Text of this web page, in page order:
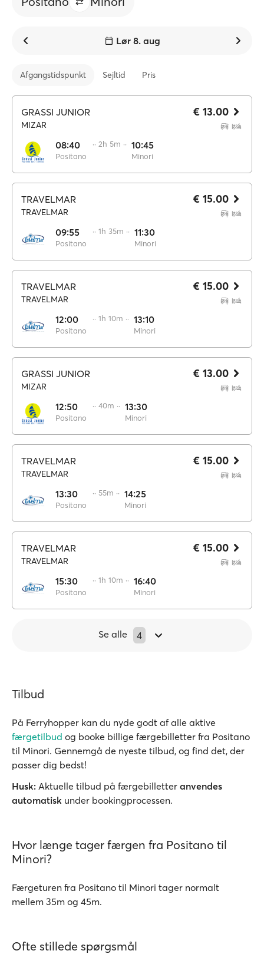
Lør 8. aug
Afgangstidspunkt Sejltid Pris
GRASSI JUNIOR
MIZAR
08:40
Positano
·· 2h 5m ·· 10:45
Minori
€ 13.00
TRAVELMAR
TRAVELMAR
09:55
Positano
·· 1h 35m ·· 11:30
Minori
€ 15.00
TRAVELMAR
TRAVELMAR
12:00
Positano
·· 1h 10m ·· 13:10
Minori
€ 15.00
GRASSI JUNIOR
MIZAR
12:50
Positano
·· 40m ·· 13:30
Minori
€ 13.00
TRAVELMAR
TRAVELMAR
13:30
Positano
·· 55m ·· 14:25
Minori
€ 15.00
TRAVELMAR
TRAVELMAR
15:30
Positano
·· 1h 10m ·· 16:40
Minori
€ 15.00
Se alle 4
Tilbud
På Ferryhopper kan du nyde godt af alle aktive
færgetilbud og booke billige færgebilletter fra Positano
til Minori. Gennemgå de nyeste tilbud, og find det, der
passer dig bedst!
Husk: Aktuelle tilbud på færgebilletter anvendes
automatisk under bookingprocessen.
Hvor længe tager færgen fra Positano til
Minori?
Færgeturen fra Positano til Minori tager normalt
mellem 35m og 45m.
Ofte stillede spørgsmål